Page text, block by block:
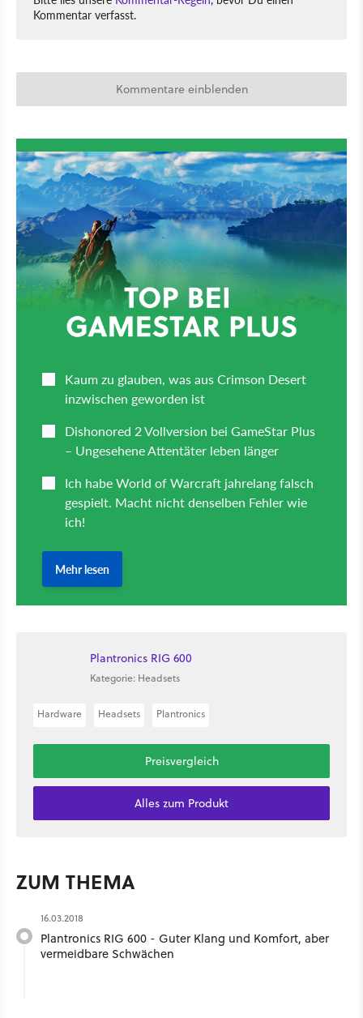
Kommentar verfasst.
Kommentare einblenden
Plantronics RIG 600
Kategorie: Headsets
Hardware Headsets Plantronics
Preisvergleich
Alles zum Produkt
ZUM THEMA
16.03.2018
Plantronics RIG 600 - Guter Klang und Komfort, aber
vermeidbare Schwächen